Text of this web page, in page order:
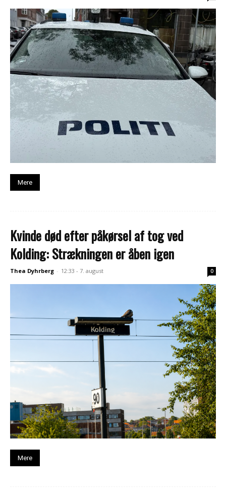
Mere
Kvinde død efter påkørsel af tog ved
Kolding: Strækningen er åben igen
Thea Dyhrberg - 12:33 - 7. august 0
Mere